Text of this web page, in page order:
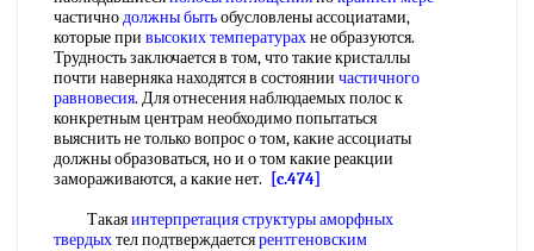
частичнодолжны бытьобусловлены ассоциатами,
которые при высоких температурахне образуются.
Трудность заключается в том, что такие кристаллы
почти наверняка находятся в состоянии частичного
равновесия. Для отнесения наблюдаемых полос к
конкретным центрам необходимо попытаться
выяснить не только вопрос о том, какие ассоциаты
должны образоваться, но и о том какие реакции
замораживаются, а какие нет.
[c.474]
Такаяинтерпретация структурыаморфных
твердыхтел подтверждаетсярентгеновским